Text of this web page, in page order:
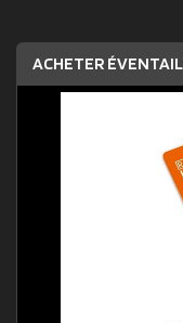
ACHETER